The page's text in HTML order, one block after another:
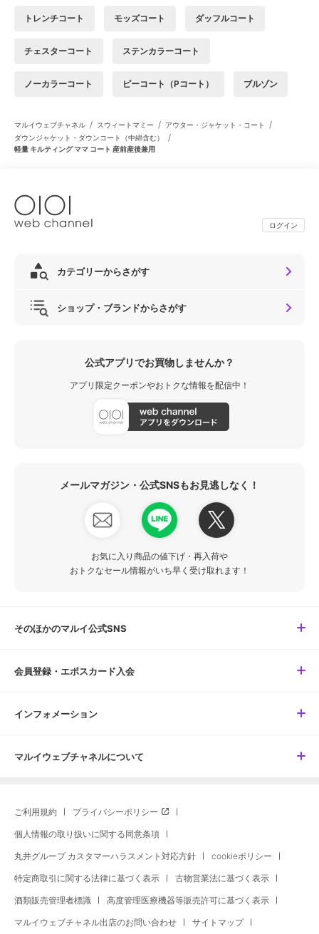
トレンチコート モッズコート ダッフルコート
チェスターコート ステンカラーコート
ノーカラーコート ピーコート（Pコート） ブルゾン
マルイウェブチャネル / スウィートマミー / アウター・ジャケット・コート /
ダウンジャケット・ダウンコート（中綿含む） /
軽量 キルティング ママ コート 産前産後兼用
ログイン
カテゴリーからさがす
ショップ・ブランドからさがす
公式アプリでお買物しませんか？
アプリ限定クーポンやおトクな情報を配信中！
メールマガジン・公式SNSもお見逃しなく！
お気に入り商品の値下げ・再入荷や
おトクなセール情報がいち早く受け取れます！
そのほかのマルイ公式SNS
会員登録・エポスカード入会
インフォメーション
マルイウェブチャネルについて
ご利用規約 プライバシーポリシー
個人情報の取り扱いに関する同意条項
丸井グループ カスタマーハラスメント対応方針 cookieポリシー
特定商取引に関する法律に基づく表示 古物営業法に基づく表示
酒類販売管理者標識 高度管理医療機器等販売許可に基づく表示
マルイウェブチャネル出店のお問い合わせ サイトマップ